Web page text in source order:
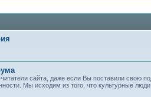
сайта, даже если Вы поставили свою
Мы исходим из того, что культурные